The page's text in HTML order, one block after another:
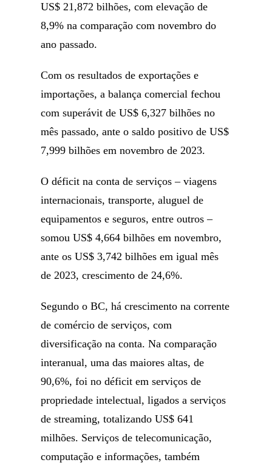
US$ 21,872 bilhões, com elevação de
8,9% na comparação com novembro do
ano passado.
Com os resultados de exportações e
importações, a balança comercial fechou
com superávit de US$ 6,327 bilhões no
mês passado, ante o saldo positivo de US$
7,999 bilhões em novembro de 2023.
O déficit na conta de serviços – viagens
internacionais, transporte, aluguel de
equipamentos e seguros, entre outros –
somou US$ 4,664 bilhões em novembro,
ante os US$ 3,742 bilhões em igual mês
de 2023, crescimento de 24,6%.
Segundo o BC, há crescimento na corrente
de comércio de serviços, com
diversificação na conta. Na comparação
interanual, uma das maiores altas, de
90,6%, foi no déficit em serviços de
propriedade intelectual, ligados a serviços
de streaming, totalizando US$ 641
milhões. Serviços de telecomunicação,
computação e informações, também